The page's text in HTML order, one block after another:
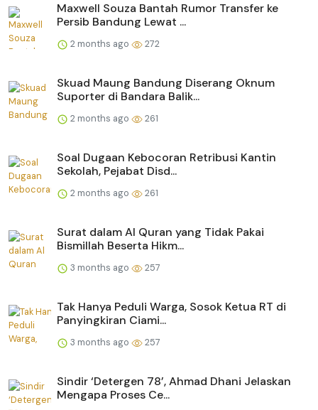
Maxwell Souza Bantah Rumor Transfer ke
Persib Bandung Lewat ...
2 months ago 272
Skuad Maung Bandung Diserang Oknum
Suporter di Bandara Balik...
2 months ago 261
Soal Dugaan Kebocoran Retribusi Kantin
Sekolah, Pejabat Disd...
2 months ago 261
Surat dalam Al Quran yang Tidak Pakai
Bismillah Beserta Hikm...
3 months ago 257
Tak Hanya Peduli Warga, Sosok Ketua RT di
Panyingkiran Ciami...
3 months ago 257
Sindir ‘Detergen 78’, Ahmad Dhani Jelaskan
Mengapa Proses Ce...